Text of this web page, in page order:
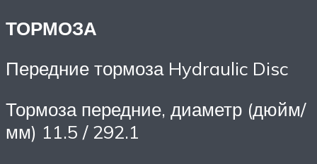
ТОРМОЗА
Передние тормоза Hydraulic Disc
Тормоза передние, диаметр (дюйм/
мм) 11.5 / 292.1